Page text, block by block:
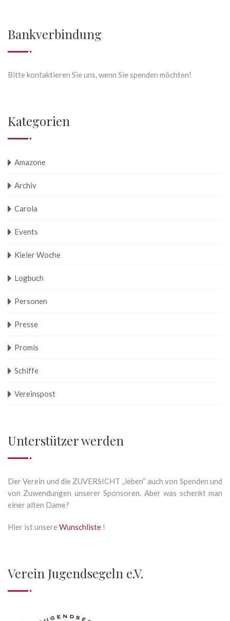
Bankverbindung
Bitte kontaktieren Sie uns, wenn Sie spenden möchten!
Kategorien
Amazone
Archiv
Carola
Events
Kieler Woche
Logbuch
Personen
Presse
Promis
Schiffe
Vereinspost
Unterstützer werden
Der Verein und die ZUVERSICHT „leben“ auch von Spenden und
von Zuwendungen unserer Sponsoren. Aber was schenkt man
einer alten Dame?
Hier ist unsere Wunschliste !
Verein Jugendsegeln e.V.